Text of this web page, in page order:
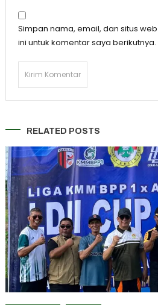
Simpan nama, email, dan situs
ini untuk komentar saya berikutnya.
RELATED POSTS